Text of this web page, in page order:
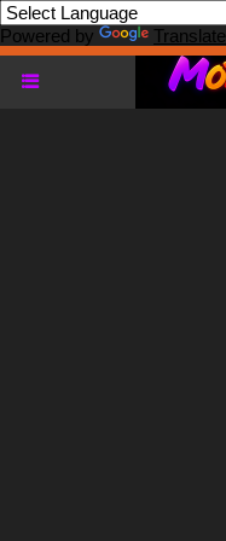
Powered by Translate